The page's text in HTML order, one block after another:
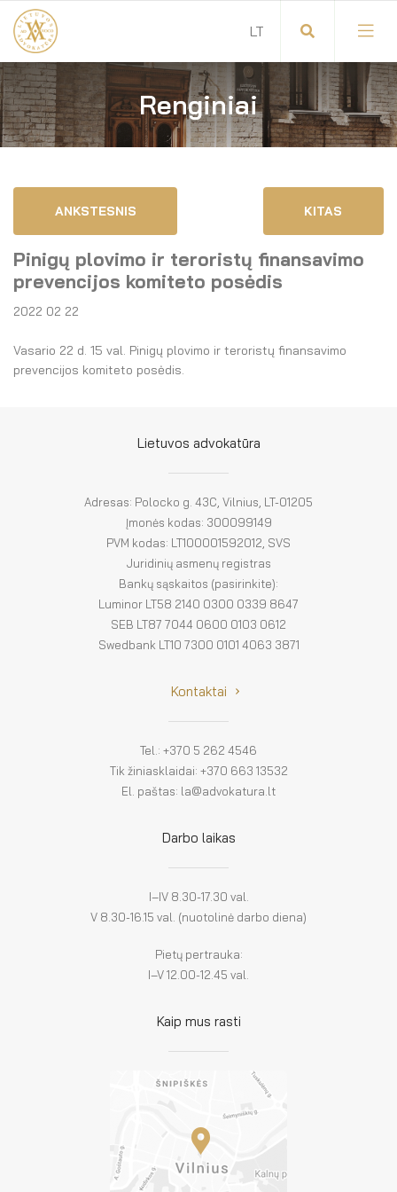
Visuotinis advokatų susirinkimas
Advokatų tarybos pirmininkas
Advokatų taryba
Komitetai
Garbės teismas
Administracija
Savitarna
Savivaldos teisės aktai
Dokumentų atmintinė
Gynėjas
Renginiai
ANKSTESNIS KITAS
Pinigų plovimo ir teroristų finansavimo
prevencijos komiteto posėdis
2022 02 22
Vasario 22 d. 15 val. Pinigų plovimo ir teroristų finansavimo
prevencijos komiteto posėdis.
Lietuvos advokatūra
Adresas: Polocko g. 43C, Vilnius, LT-01205
Įmonės kodas: 300099149
PVM kodas: LT100001592012, SVS
Juridinių asmenų registras
Bankų sąskaitos (pasirinkite):
Luminor LT58 2140 0300 0339 8647
SEB LT87 7044 0600 0103 0612
Swedbank LT10 7300 0101 4063 3871
Kontaktai
Tel.: +370 5 262 4546
Tik žiniasklaidai: +370 663 13532
El. paštas: la@advokatura.lt
Darbo laikas
I–IV 8.30-17.30 val.
V 8.30-16.15 val. (nuotolinė darbo diena)
Pietų pertrauka:
I–V 12.00-12.45 val.
Kaip mus rasti